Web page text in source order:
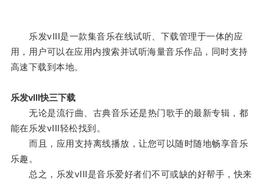
乐发vIII是一款集音乐在线试听、下载管理于一体的应
用，用户可以在应用内搜索并试听海量音乐作品，同时支持
高速下载到本地。
乐发vlll快三下载
无论是流行曲、古典音乐还是热门歌手的最新专辑，都
能在乐发vIII轻松找到。
而且，应用支持离线播放，让您可以随时随地畅享音乐
乐趣。
总之，乐发vIII是音乐爱好者们不可或缺的好帮手，快来